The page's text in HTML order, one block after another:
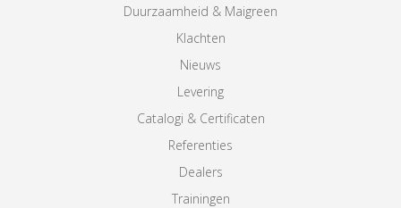
Duurzaamheid & Maigreen
Klachten
Nieuws
Levering
Catalogi & Certificaten
Referenties
Dealers
Trainingen